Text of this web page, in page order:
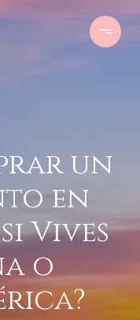
un
en
Vives
o